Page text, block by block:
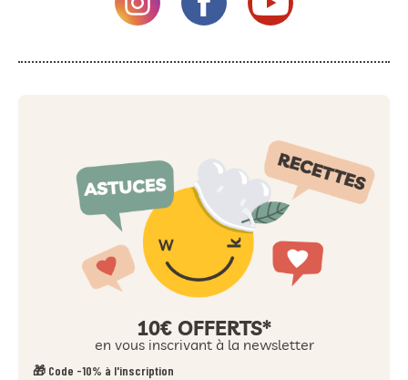
10€ OFFERTS*
en vous inscrivant à la newsletter
🎁 Code -10% à l'inscription